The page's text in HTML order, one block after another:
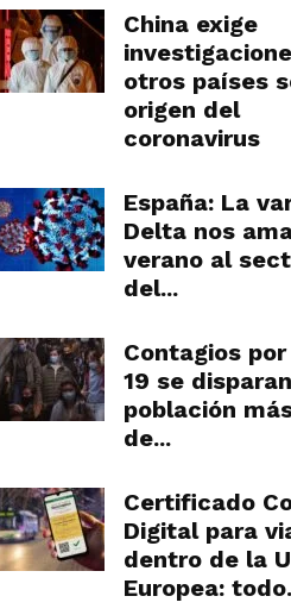
China exige
otros países
origen del
coronavirus
España: La
Delta nos
verano al
del...
Contagios
19 se
población
de...
Certificado
Digital para
dentro de la
Europea: